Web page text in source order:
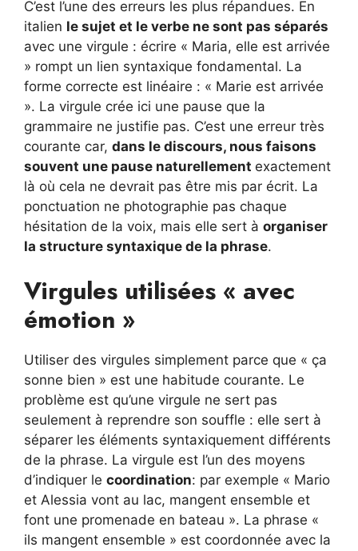
C’est l’une des erreurs les plus répandues. En
italien le sujet et le verbe ne sont pas séparés
avec une virgule : écrire « Maria, elle est arrivée
» rompt un lien syntaxique fondamental. La
forme correcte est linéaire : « Marie est arrivée
». La virgule crée ici une pause que la
grammaire ne justifie pas. C’est une erreur très
courante car, dans le discours, nous faisons
souvent une pause naturellement exactement
là où cela ne devrait pas être mis par écrit. La
ponctuation ne photographie pas chaque
hésitation de la voix, mais elle sert à organiser
la structure syntaxique de la phrase.
Virgules utilisées « avec
émotion »
Utiliser des virgules simplement parce que « ça
sonne bien » est une habitude courante. Le
problème est qu’une virgule ne sert pas
seulement à reprendre son souffle : elle sert à
séparer les éléments syntaxiquement différents
de la phrase. La virgule est l’un des moyens
d’indiquer le coordination: par exemple « Mario
et Alessia vont au lac, mangent ensemble et
font une promenade en bateau ». La phrase «
ils mangent ensemble » est coordonnée avec la